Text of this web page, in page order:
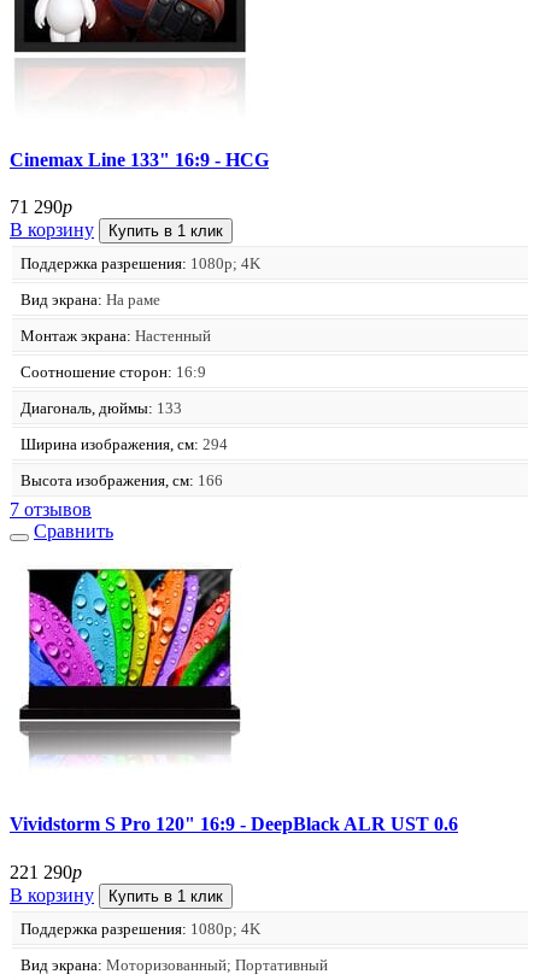
Cinemax Line 133" 16:9 - HCG
71 290р
В корзину
Купить в 1 клик
Поддержка разрешения: 1080p; 4K
Вид экрана: На раме
Монтаж экрана: Настенный
Соотношение сторон: 16:9
Диагональ, дюймы: 133
Ширина изображения, см: 294
Высота изображения, см: 166
7 отзывов
Сравнить
Vividstorm S Pro 120" 16:9 - DeepBlack ALR UST 0.6
221 290р
В корзину
Купить в 1 клик
Поддержка разрешения: 1080p; 4K
Вид экрана: Моторизованный; Портативный